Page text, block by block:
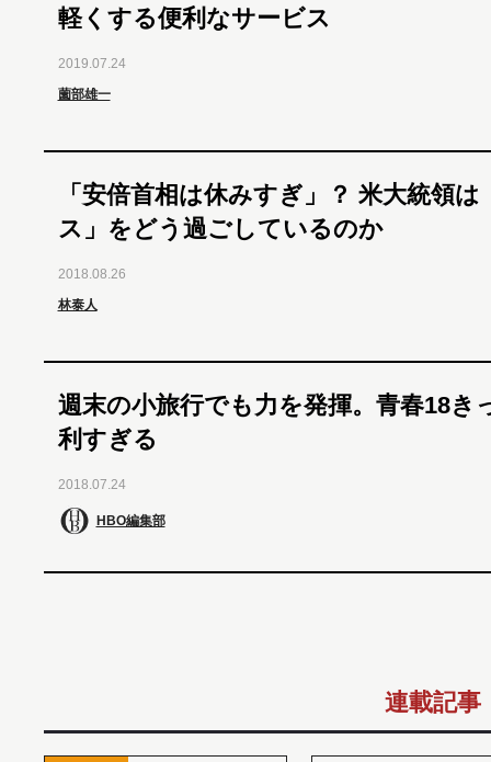
軽くする便利なサービス
2019.07.24
薗部雄一
「安倍首相は休みすぎ」？ 米大統領は
ス」をどう過ごしているのか
2018.08.26
林泰人
週末の小旅行でも力を発揮。青春18き
利すぎる
2018.07.24
HBO編集部
連載記事